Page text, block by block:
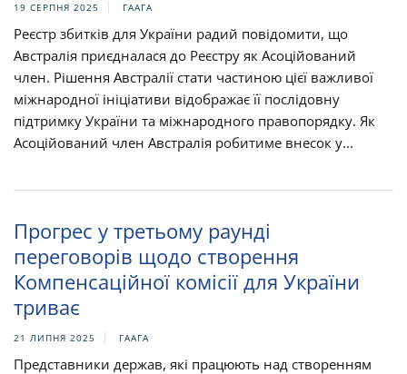
19 СЕРПНЯ 2025 ГААГА
Реєстр збитків для України радий повідомити, що
Австралія приєдналася до Реєстру як Асоційований
член. Рішення Австралії стати частиною цієї важливої
міжнародної ініціативи відображає її послідовну
підтримку України та міжнародного правопорядку. Як
Асоційований член Австралія робитиме внесок у...
Прогрес у третьому раунді
переговорів щодо створення
Компенсаційної комісії для України
триває
21 ЛИПНЯ 2025 ГААГА
Представники держав, які працюють над створенням